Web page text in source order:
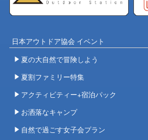
日本アウトドア協会 イベント
夏の大自然で冒険しよう
夏割ファミリー特集
アクティビティー+宿泊パック
お洒落なキャンプ
自然で過ごす女子会プラン